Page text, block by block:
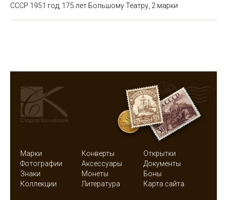
СССР 1951 год, 175 лет Большому Театру, 2 марки
Марки Конверты
Открытки
Фотографии
Аксессуары
Документы
Знаки
Монеты
Боны
Коллекции
Литература Карта сайта